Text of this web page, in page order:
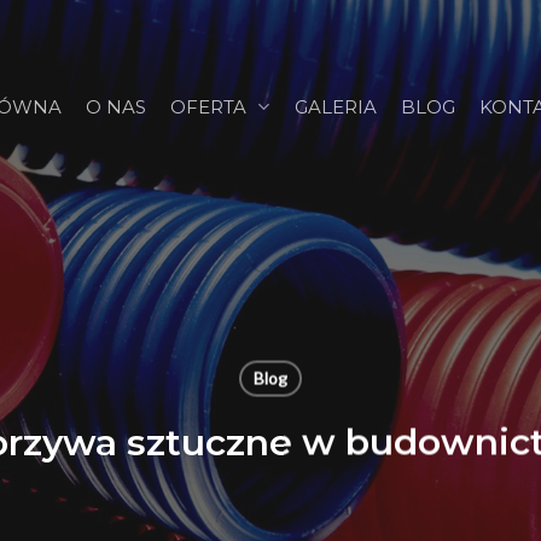
O NAS OFERTA GALERIA BLOG
Blog
sztuczne w